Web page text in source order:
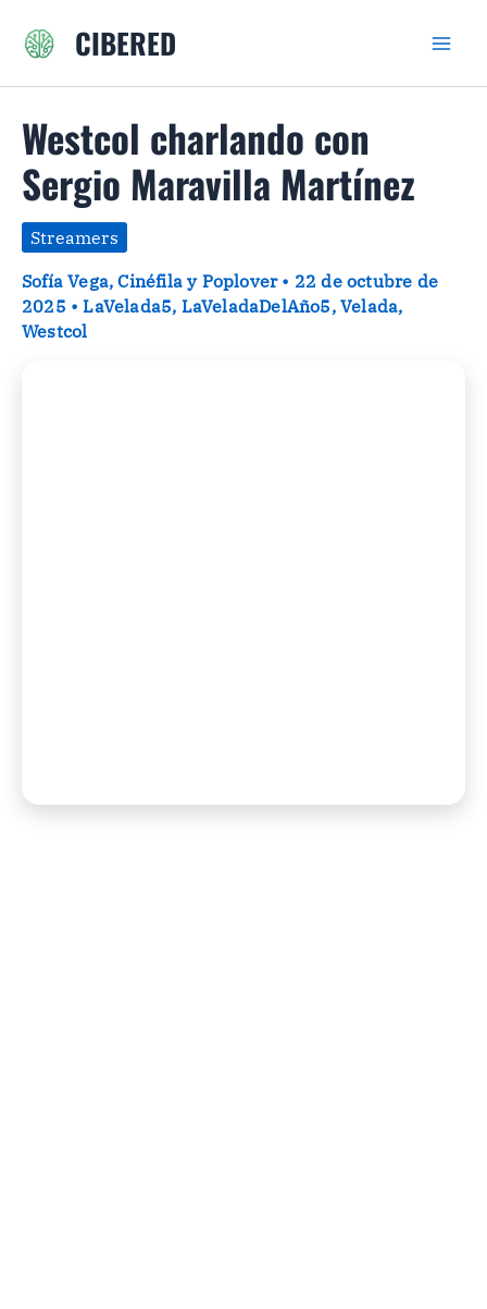
CIBERED
Westcol charlando con
Sergio Maravilla Martínez
Streamers
Sofía Vega, Cinéfila y Poplover • 22 de octubre de
2025 •LaVelada5, LaVeladaDelAño5,Velada,
Westcol